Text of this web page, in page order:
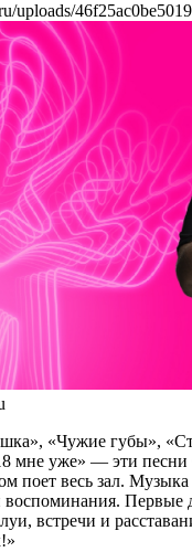
uploads/
«Чужие губы»,
мне уже» — эти песни
поет весь зал.
Первые
встречи и